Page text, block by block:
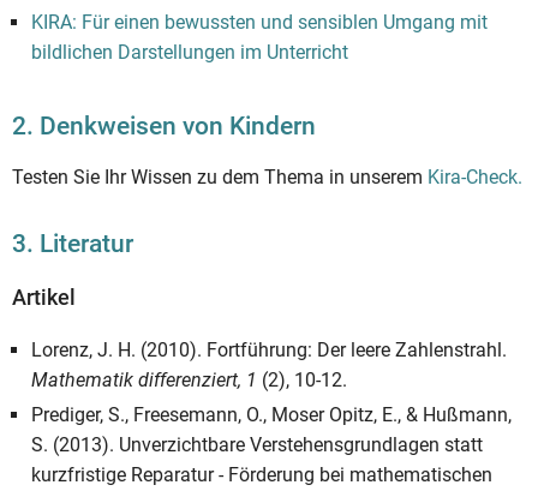
KIRA: Für einen bewussten und sensiblen Umgang mit
bildlichen Darstellungen im Unterricht
2. Denkweisen von Kindern
Testen Sie Ihr Wissen zu dem Thema in unserem Kira-Check.
3. Literatur
Artikel
Lorenz, J. H. (2010). Fortführung: Der leere Zahlenstrahl.
Mathematik differenziert, 1 (2), 10-12.
Prediger, S., Freesemann, O., Moser Opitz, E., & Hußmann,
S. (2013). Unverzichtbare Verstehensgrundlagen statt
kurzfristige Reparatur - Förderung bei mathematischen